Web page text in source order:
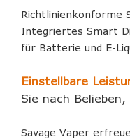
Richtlinienkonforme
Integriertes Smart
für Batterie und E-
Einstellbare
Sie nach Belieben,
Savage Vaper